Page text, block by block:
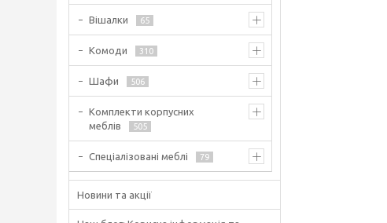
Вішалки 65
Комоди 310
Шафи 506
Комплекти корпусних
меблів
505
Спеціалізовані меблі 79
Новини та акції